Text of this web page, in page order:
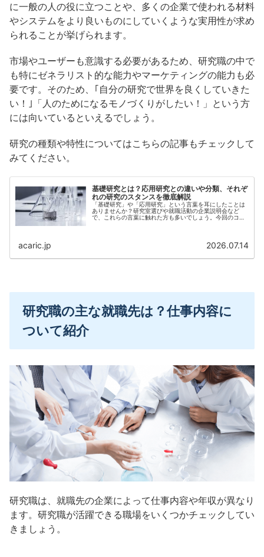
に一般の人の役に立つことや、多くの企業で使われる材料
やシステムをより良いものにしていくような実用性が求め
られることが挙げられます。
市場やユーザーも意識する必要があるため、研究職の中で
も特にゼネラリスト的な能力やマーケティングの能力も必
要です。そのため、｢自分の研究で世界を良くしていきた
い！｣「人のためになるモノづくりがしたい！」という方
には向いているといえるでしょう。
研究の種類や特性についてはこちらの記事もチェックして
みてください。
基礎研究とは？応用研究との違いや分類、それぞ
れの研究のスタンスを徹底解説
「基礎研究」や「応用研究」という言葉を耳にしたことは
ありませんか？研究室選びや就職活動の企業説明会など
で、これらの言葉に触れた方も多いでしょう。今回のコラ
acaric.jp 2026.07.14
研究職の主な就職先は？仕事内容に
ついて紹介
研究職は、就職先の企業によって仕事内容や年収が異なり
ます。研究職が活躍できる職場をいくつかチェックしてい
きましょう。